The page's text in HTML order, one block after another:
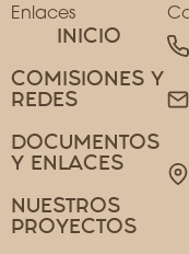
Enlaces
INICIO
COMISIONES Y
REDES
DOCUMENTOS
Y ENLACES
NUESTROS
PROYECTOS